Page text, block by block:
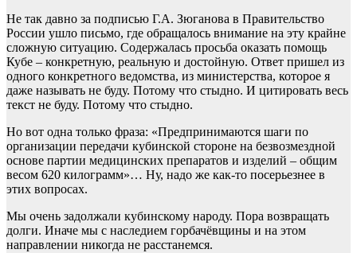
Не так давно за подписью Г.А. Зюганова в Правительство
России ушло письмо, где обращалось внимание на эту крайне
сложную ситуацию. Содержалась просьба оказать помощь
Кубе – конкретную, реальную и достойную. Ответ пришел из
одного конкретного ведомства, из министерства, которое я
даже называть не буду. Потому что стыдно. И цитировать весь
текст не буду. Потому что стыдно.
Но вот одна только фраза: «Предпринимаются шаги по
организации передачи кубинской стороне на безвозмездной
основе партии медицинских препаратов и изделий – общим
весом 620 килограмм»… Ну, надо же как-то посерьезнее в
этих вопросах.
Мы очень задолжали кубинскому народу. Пора возвращать
долги. Иначе мы с наследием горбачёвщины и на этом
направлении никогда не расстанемся.